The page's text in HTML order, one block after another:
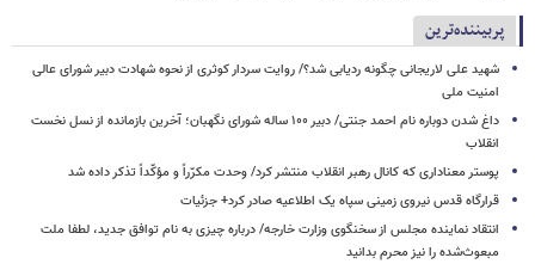
پربیننده‌ترین
شهید علی لاریجانی چگونه ردیابی شد؟/ روایت سردار کوثری از نحوه شهادت دبیر شورای عالی
امنیت ملی
داغ شدن دوباره نام احمد جنتی/ دبیر ۱۰۰ ساله شورای نگهبان؛ آخرین بازمانده از نسل نخست
انقلاب
پوستر معناداری که کانال رهبر انقلاب منتشر کرد/ وحدت مکرّراً و مؤکّداً تذکر داده شد
قرارگاه قدس نیروی زمینی سپاه یک اطلاعیه صادر کرد+ جزئیات
انتقاد نماینده مجلس از سخنگوی وزارت خارجه/ درباره چیزی به نام توافق جدید، لطفا ملت
مبعوث‌شده را نیز محرم بدانید